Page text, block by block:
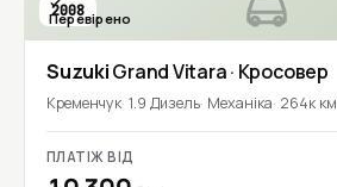
2008
Перевірено
SuzukiGrand Vitara· Кросовер
Кременчук 1.9 Дизель Механіка 264к км
ПЛАТІЖ ВІД